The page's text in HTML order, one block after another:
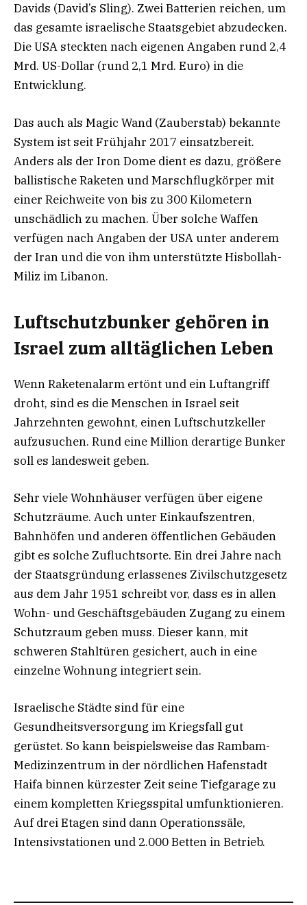
Davids (David’s Sling). Zwei Batterien reichen, um
das gesamte israelische Staatsgebiet abzudecken.
Die USA steckten nach eigenen Angaben rund 2,4
Mrd. US-Dollar (rund 2,1 Mrd. Euro) in die
Entwicklung.
Das auch als Magic Wand (Zauberstab) bekannte
System ist seit Frühjahr 2017 einsatzbereit.
Anders als der Iron Dome dient es dazu, größere
ballistische Raketen und Marschflugkörper mit
einer Reichweite von bis zu 300 Kilometern
unschädlich zu machen. Über solche Waffen
verfügen nach Angaben der USA unter anderem
der Iran und die von ihm unterstützte Hisbollah-
Miliz im Libanon.
Luftschutzbunker gehören in
Israel zum alltäglichen Leben
Wenn Raketenalarm ertönt und ein Luftangriff
droht, sind es die Menschen in Israel seit
Jahrzehnten gewohnt, einen Luftschutzkeller
aufzusuchen. Rund eine Million derartige Bunker
soll es landesweit geben.
Sehr viele Wohnhäuser verfügen über eigene
Schutzräume. Auch unter Einkaufszentren,
Bahnhöfen und anderen öffentlichen Gebäuden
gibt es solche Zufluchtsorte. Ein drei Jahre nach
der Staatsgründung erlassenes Zivilschutzgesetz
aus dem Jahr 1951 schreibt vor, dass es in allen
Wohn- und Geschäftsgebäuden Zugang zu einem
Schutzraum geben muss. Dieser kann, mit
schweren Stahltüren gesichert, auch in eine
einzelne Wohnung integriert sein.
Israelische Städte sind für eine
Gesundheitsversorgung im Kriegsfall gut
gerüstet. So kann beispielsweise das Rambam-
Medizinzentrum in der nördlichen Hafenstadt
Haifa binnen kürzester Zeit seine Tiefgarage zu
einem kompletten Kriegsspital umfunktionieren.
Auf drei Etagen sind dann Operationssäle,
Intensivstationen und 2.000 Betten in Betrieb.